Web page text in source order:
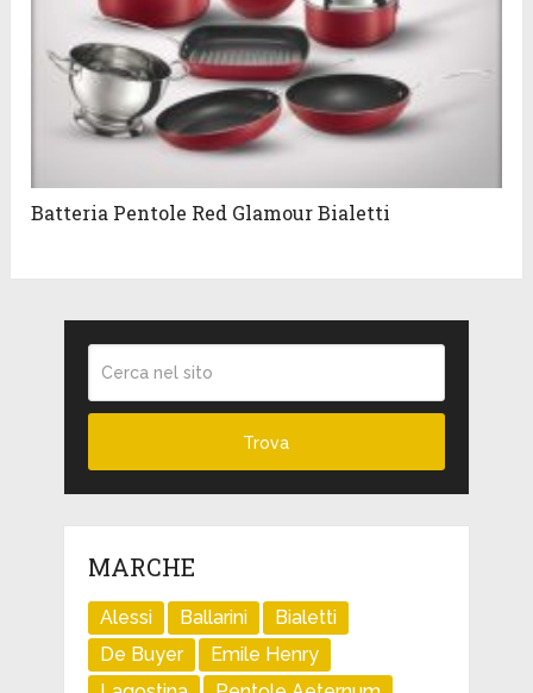
Batteria Pentole Red Glamour Bialetti
MARCHE
Alessi Ballarini
Bialetti
De Buyer
Emile Henry